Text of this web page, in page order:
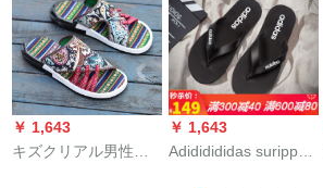
￥ 1,643
キズクリアル男性春
￥ 1,643
Adididididas suripp男